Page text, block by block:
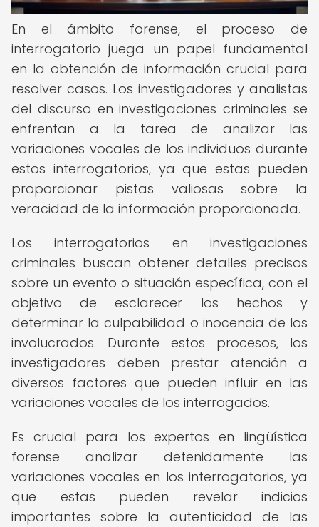
En el ámbito forense, el proceso de
interrogatorio juega un papel fundamental
en la obtención de información crucial para
resolver casos. Los investigadores y analistas
del discurso en investigaciones criminales se
enfrentan a la tarea de analizar las
variaciones vocales de los individuos durante
estos interrogatorios, ya que estas pueden
proporcionar pistas valiosas sobre la
veracidad de la información proporcionada.
Los interrogatorios en investigaciones
criminales buscan obtener detalles precisos
sobre un evento o situación específica, con el
objetivo de esclarecer los hechos y
determinar la culpabilidad o inocencia de los
involucrados. Durante estos procesos, los
investigadores deben prestar atención a
diversos factores que pueden influir en las
variaciones vocales de los interrogados.
Es crucial para los expertos en lingüística
forense analizar detenidamente las
variaciones vocales en los interrogatorios, ya
que estas pueden revelar indicios
importantes sobre la autenticidad de las